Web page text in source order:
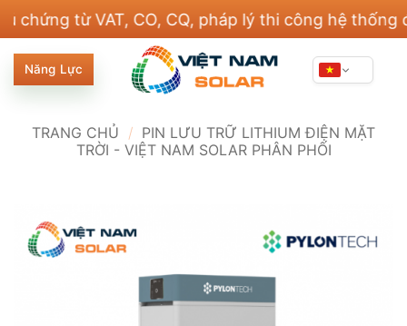
nội
dung
từ VAT, CO, CQ, pháp lý thi công hệ thống điện
Năng Lực
TRANG CHỦ / PIN LƯU TRỮ LITHIUM ĐIỆN MẶT
TRỜI - VIỆT NAM SOLAR PHÂN PHỐI